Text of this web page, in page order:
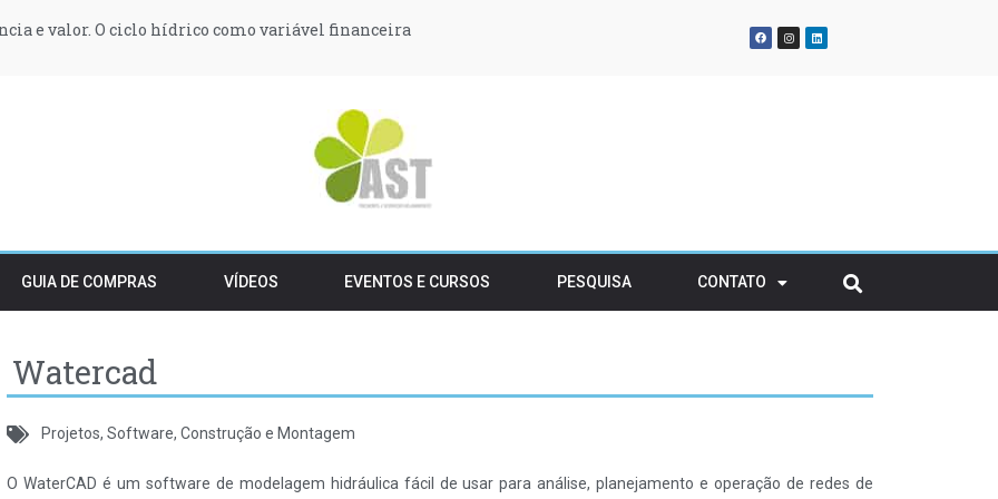
e valor. O ciclo hídrico como variável financeira
233 milhões para projetos de hidrogênio verde da Repsol e Doña Urraca Energy
armário em 2027: a revolução invisível dos têxteis na UE
transformam postos de abastecimento em produtores de energia renovável para
proteção do Estuário do Tejo e condicionam construção e atividades em solo
podem vender stocks de embalagens pré-SDR após o período transitório
GUIA DE COMPRAS VÍDEOS EVENTOS E CURSOS PESQUISA CONTATO
Watercad
Projetos, Software, Construção e Montagem
O WaterCAD é um software de modelagem hidráulica fácil de usar para análise, planejamento e operação de redes de